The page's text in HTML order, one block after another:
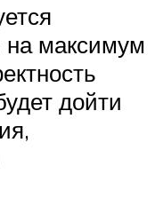
на максимум
дойти